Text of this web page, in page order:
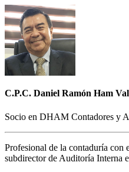
C.P.C. Daniel Ramón Ham
Socio en DHAM Contadores y
Profesional de la contaduría con
subdirector de Auditoría Interna